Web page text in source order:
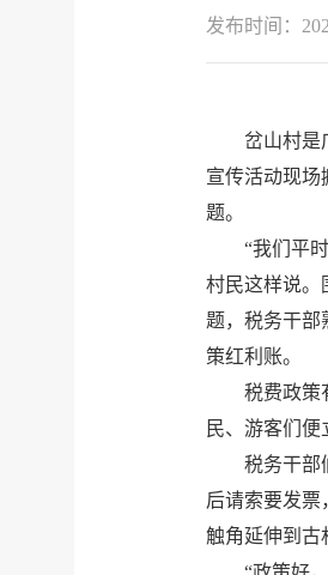
发布时间：
岔山村是
宣传活动现场
题。
“我们平
村民这样说。
题，税务干部
策红利账。
税费政策
民、游客们
税务干部
后请索要发票
触角延伸到古